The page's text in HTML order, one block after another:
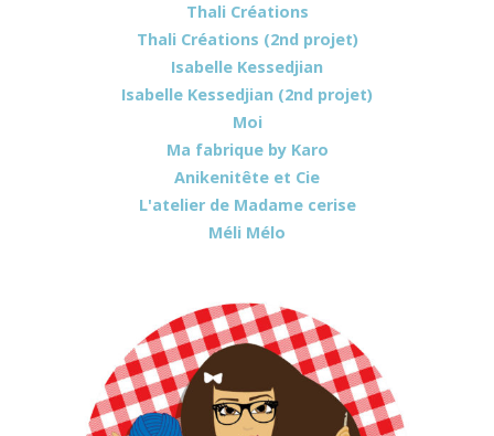
Thali Créations
Thali Créations (2nd projet)
Isabelle Kessedjian
Isabelle Kessedjian (2nd projet)
Moi
Ma fabrique by Karo
Anikenitête et Cie
L'atelier de Madame cerise
Méli Mélo